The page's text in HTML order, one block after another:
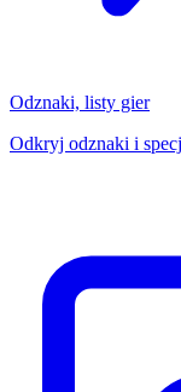
Odznaki, listy gier
Odkryj odznaki i